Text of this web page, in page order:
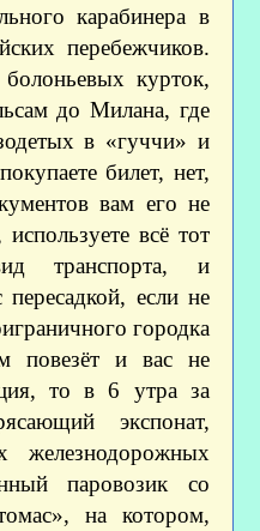
карабинера в
перебежчиков.
курток,
до Милана, где
в «гуччи» и
билет, нет,
вам его не
всё тот
транспорта, и
если не
городка
повезёт и вас не
то в 6 утра за
экспонат,
железнодорожных
паровозик со
на котором,